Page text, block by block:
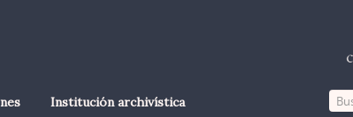
Institución archivística